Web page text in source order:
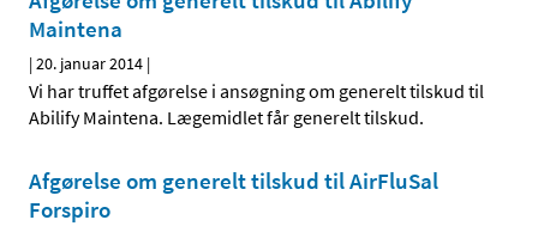
Maintena
|20. januar 2014 |
Vi har truffet afgørelse i ansøgning om generelt tilskud til
Abilify Maintena. Lægemidlet får generelt tilskud.
Afgørelse om generelt tilskud til AirFluSal
Forspiro